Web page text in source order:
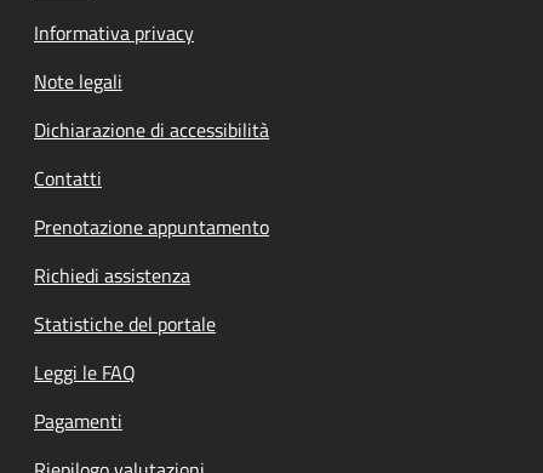
Informativa privacy
Note legali
Dichiarazione di accessibilità
Contatti
Prenotazione appuntamento
Richiedi assistenza
Statistiche del portale
Leggi le FAQ
Pagamenti